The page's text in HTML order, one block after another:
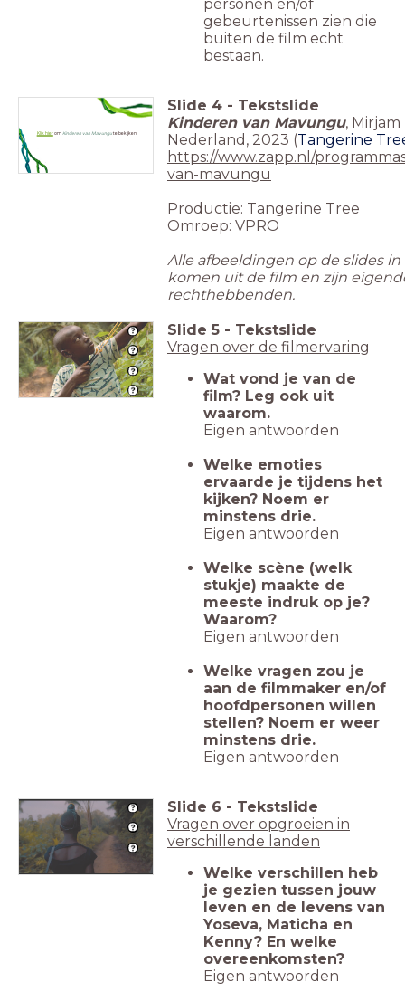
personen en/of
gebeurtenissen zien die
buiten de film echt
bestaan.
Klik hierom Kinderen van Mavungute bekijken.
Slide 4 - Tekstslide
Kinderen van Mavungu, Mirjam
Nederland, 2023 (Tangerine
https://www.zapp.nl/
van-mavungu
Productie: Tangerine Tree
Omroep: VPRO
Alle afbeeldingen op de slides in
komen uit de film en zijn
rechthebbenden.
Slide 5 - Tekstslide
Vragen over de filmervaring
Wat vond je van de
film? Leg ook uit
waarom.
Eigen antwoorden
Welke emoties
ervaarde je tijdens het
kijken? Noem er
minstens drie.
Eigen antwoorden
Welke scène (welk
stukje) maakte de
meeste indruk op je?
Waarom?
Eigen antwoorden
Welke vragen zou je
aan de filmmaker en/of
hoofdpersonen willen
stellen? Noem er weer
minstens drie.
Eigen antwoorden
Slide 6 - Tekstslide
Vragen over opgroeien in
verschillende landen
Welke verschillen heb
je gezien tussen jouw
leven en de levens van
Yoseva, Maticha en
Kenny? En welke
overeenkomsten?
Eigen antwoorden